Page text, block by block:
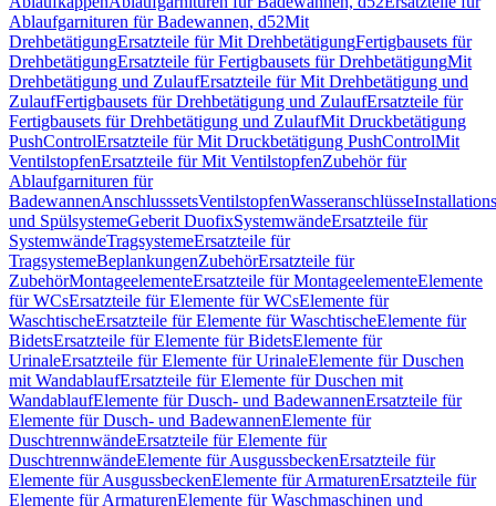
Ablaufgarnituren für Badewannen, d52Mit
DrehbetätigungErsatzteile für Mit DrehbetätigungFertigbausets für
DrehbetätigungErsatzteile für Fertigbausets für DrehbetätigungMit
Drehbetätigung und ZulaufErsatzteile für Mit Drehbetätigung und
ZulaufFertigbausets für Drehbetätigung und ZulaufErsatzteile für
Fertigbausets für Drehbetätigung und ZulaufMit Druckbetätigung
PushControlErsatzteile für Mit Druckbetätigung PushControlMit
VentilstopfenErsatzteile für Mit VentilstopfenZubehör für
Ablaufgarnituren für
BadewannenAnschlusssetsVentilstopfenWasseranschlüsse
und SpülsystemeGeberit DuofixSystemwändeErsatzteile für
SystemwändeTragsystemeErsatzteile für
TragsystemeBeplankungenZubehörErsatzteile für
ZubehörMontageelementeErsatzteile für MontageelementeElemente
für WCsErsatzteile für Elemente für WCsElemente für
WaschtischeErsatzteile für Elemente für WaschtischeElemente für
BidetsErsatzteile für Elemente für BidetsElemente für
UrinaleErsatzteile für Elemente für UrinaleElemente für Duschen
mit WandablaufErsatzteile für Elemente für Duschen mit
WandablaufElemente für Dusch- und BadewannenErsatzteile für
Elemente für Dusch- und BadewannenElemente für
DuschtrennwändeErsatzteile für Elemente für
DuschtrennwändeElemente für AusgussbeckenErsatzteile für
Elemente für AusgussbeckenElemente für ArmaturenErsatzteile für
Elemente für ArmaturenElemente für Waschmaschinen und